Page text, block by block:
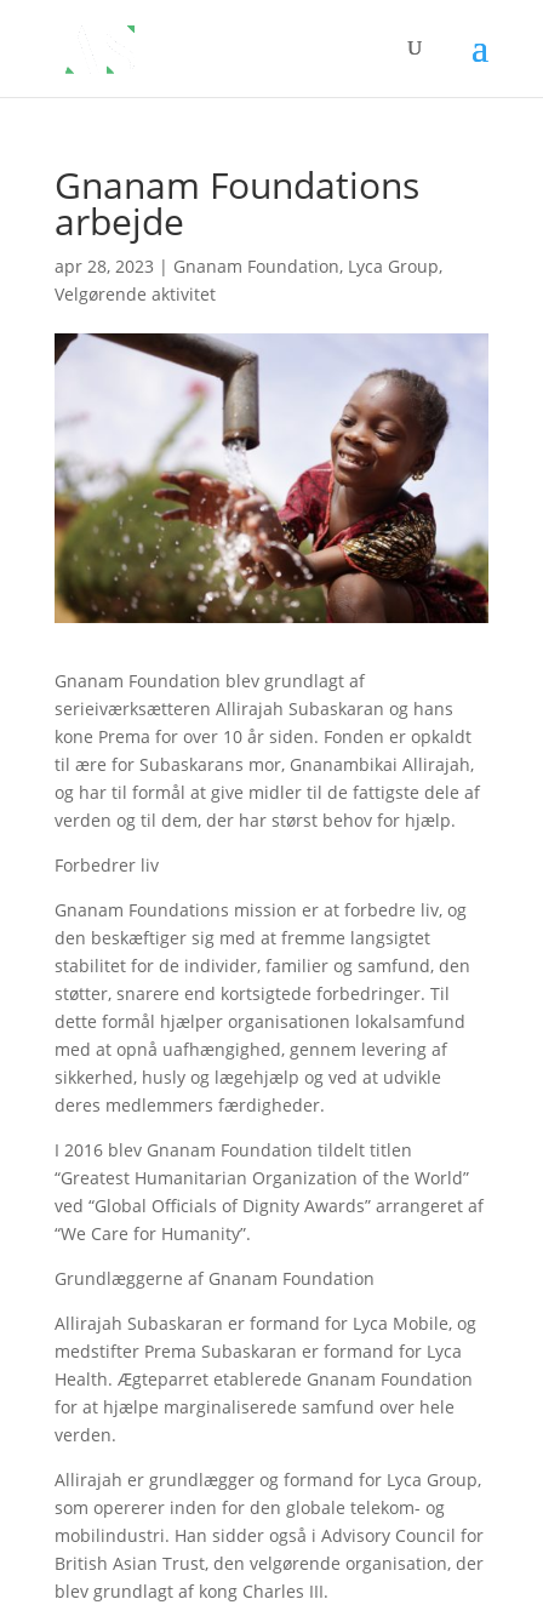
Gnanam Foundations
arbejde
apr 28, 2023 | Gnanam Foundation, Lyca Group,
Velgørende aktivitet
Gnanam Foundation blev grundlagt af
serieiværksætteren Allirajah Subaskaran og hans
kone Prema for over 10 år siden. Fonden er opkaldt
til ære for Subaskarans mor, Gnanambikai Allirajah,
og har til formål at give midler til de fattigste dele af
verden og til dem, der har størst behov for hjælp.
Forbedrer liv
Gnanam Foundations mission er at forbedre liv, og
den beskæftiger sig med at fremme langsigtet
stabilitet for de individer, familier og samfund, den
støtter, snarere end kortsigtede forbedringer. Til
dette formål hjælper organisationen lokalsamfund
med at opnå uafhængighed, gennem levering af
sikkerhed, husly og lægehjælp og ved at udvikle
deres medlemmers færdigheder.
I 2016 blev Gnanam Foundation tildelt titlen
“Greatest Humanitarian Organization of the World”
ved “Global Officials of Dignity Awards” arrangeret af
“We Care for Humanity”.
Grundlæggerne af Gnanam Foundation
Allirajah Subaskaran er formand for Lyca Mobile, og
medstifter Prema Subaskaran er formand for Lyca
Health. Ægteparret etablerede Gnanam Foundation
for at hjælpe marginaliserede samfund over hele
verden.
Allirajah er grundlægger og formand for Lyca Group,
som opererer inden for den globale telekom- og
mobilindustri. Han sidder også i Advisory Council for
British Asian Trust, den velgørende organisation, der
blev grundlagt af kong Charles III.